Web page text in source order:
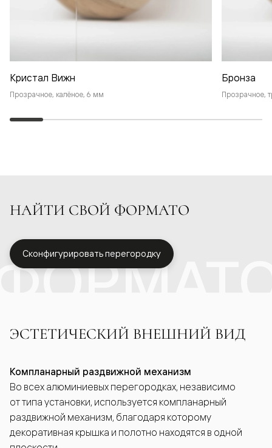
Кристал Вижн
Прозрачное, калёное, 6 мм
Бронза
Прозрачное,
НАЙТИ СВОЙ ФОРМАТО
Сконфигурировать перегородку
ЭСТЕТИЧЕСКИЙ ВНЕШНИЙ ВИД
Компланарный раздвижной механизм
Во всех алюминиевых перегородках, независимо
от типа установки, используется компланарный
раздвижной механизм, благодаря которому
декоративная крышка и полотно находятся в одной